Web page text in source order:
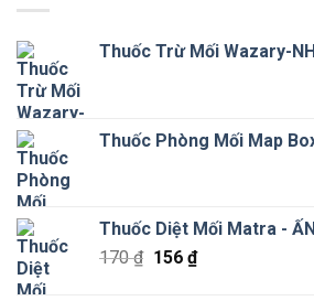
Thuốc Trừ Mối Wazary-
Thuốc Phòng Mối Map
Thuốc Diệt Mối Matra -
170₫ Giá
156 ₫Giá